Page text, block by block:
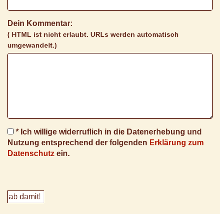
Dein Kommentar:
( HTML ist nicht erlaubt. URLs werden automatisch
umgewandelt.)
* Ich willige widerruflich in die Datenerhebung und
Nutzung entsprechend der folgenden Erklärung zum
Datenschutz ein.